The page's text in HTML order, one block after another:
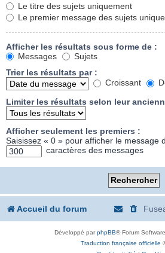
Le titre des sujets uniquement
Le premier message des sujets
Afficher les résultats sous forme de :
Messages
Sujets
Trier les résultats par :
Croissant
Limiter les résultats selon leur
Afficher seulement les premiers :
Saisissez « 0 » pour afficher le message
caractères des messages
Accueil du forum
Développé parphpBB® Forum
Traduction française officielle